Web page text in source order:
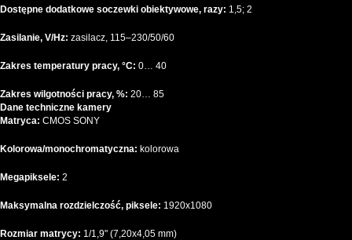
Dostępne dodatkowe soczewki obiektywowe, razy: 1,5; 2
Zasilanie, V/Hz: zasilacz, 115–230/50/60
Zakres temperatury pracy, °C: 0… 40
Zakres wilgotności pracy, %: 20… 85
Dane techniczne kamery
Matryca: CMOS SONY
Kolorowa/monochromatyczna: kolorowa
Megapiksele: 2
Maksymalna rozdzielczość, piksele: 1920x1080
Rozmiar matrycy: 1/1,9" (7,20x4,05 mm)